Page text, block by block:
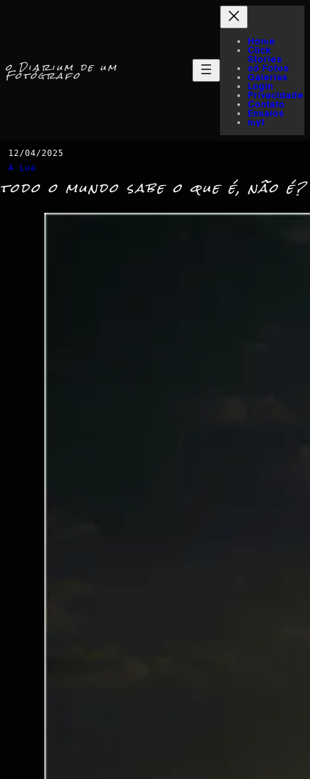
o Diarium de um
Fotógrafo
Home
Click
Stories
só Fotos
Galerias
Login
Privacidade
Contato
Ensaios
myI
12/04/2025
A Lua
todo o mundo sabe o que é, não é?